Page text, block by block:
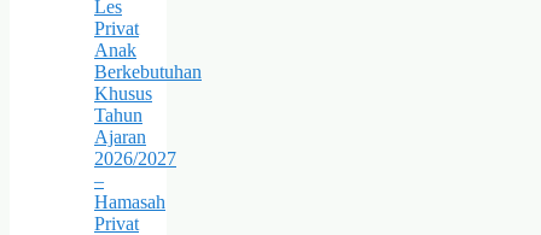
Les
Privat
Anak
Berkebutuhan
Khusus
Tahun
Ajaran
2026/2027
–
Hamasah
Privat